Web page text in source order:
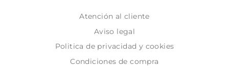
Atención al cliente
Aviso legal
Politica de privacidad y cookies
Condiciones de compra